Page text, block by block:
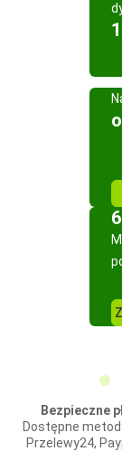
6
Bezpieczne
Dostępne
Przelewy24,